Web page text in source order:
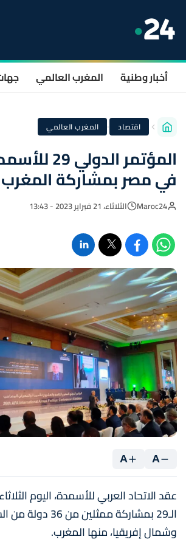
أخبار وطنية المغرب العالمي
اقتصاد · المغرب العالمي
المؤتمر
في مصر بمشاركة المغرب
Maroc24 الثلاثاء، 21 فبراير 2023 - 13:43
A
A
عقد الاتحاد العربي للأسمدة، اليوم
الـ29 بمشاركة
وشمال إفريقيا، منها المغرب.